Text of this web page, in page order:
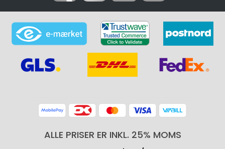
ALLE PRISER ER INKL. 25% MOMS